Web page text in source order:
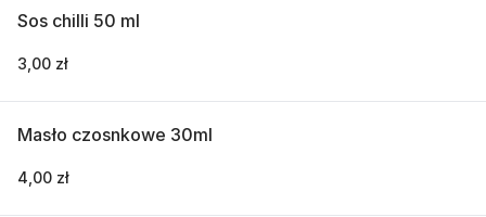
Sos chilli 50 ml
3,00 zł
Masło czosnkowe 30ml
4,00 zł